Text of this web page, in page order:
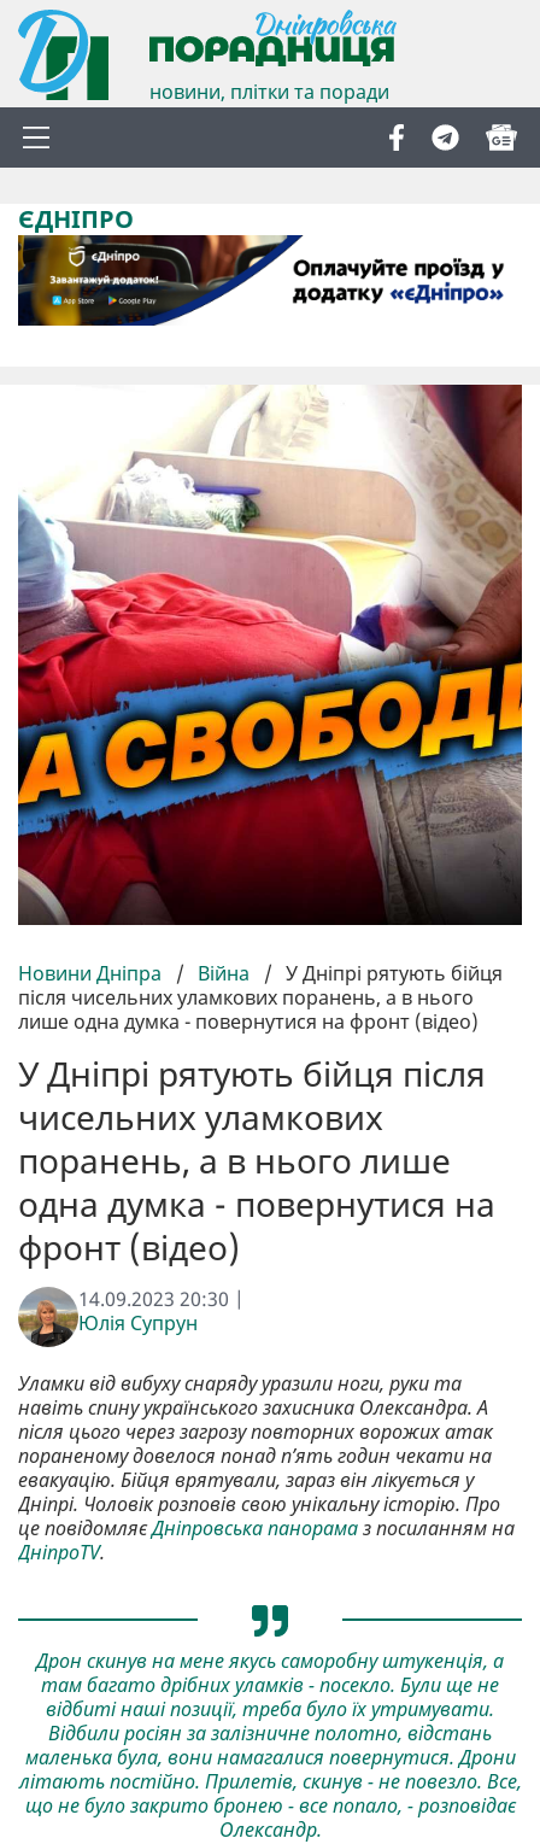
новини, плітки та поради
ЄДНІПРО
Новини Дніпра / Війна / У Дніпрі рятують бійця
після чисельних уламкових поранень, а в нього
лише одна думка - повернутися на фронт (відео)
У Дніпрі рятують бійця після
чисельних уламкових
поранень, а в нього лише
одна думка - повернутися на
фронт (відео)
14.09.2023 20:30 |
Юлія Супрун
Уламки від вибуху снаряду уразили ноги, руки та
навіть спину українського захисника Олександра. А
після цього через загрозу повторних ворожих атак
пораненому довелося понад п’ять годин чекати на
евакуацію. Бійця врятували, зараз він лікується у
Дніпрі. Чоловік розповів свою унікальну історію. Про
це повідомляєДніпровська панорамаз посиланням на
ДніпроTV.
Дрон скинув на мене якусь саморобну штукенція, а
там багато дрібних уламків - посекло. Були ще не
відбиті наші позиції, треба було їх утримувати.
Відбили росіян за залізничне полотно, відстань
маленька була, вони намагалися повернутися. Дрони
літають постійно. Прилетів, скинув - не повезло. Все,
що не було закрито бронею - все попало, - розповідає
Олександр.